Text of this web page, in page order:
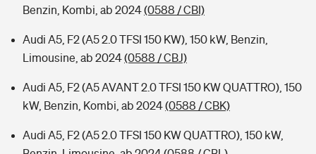
Benzin, Kombi, ab 2024(0588 / CBI)
Audi A5, F2 (A5 2.0 TFSI 150 KW), 150 kW, Benzin,
Limousine, ab 2024(0588 / CBJ)
Audi A5, F2 (A5 AVANT 2.0 TFSI 150 KW QUATTRO), 150
kW, Benzin, Kombi, ab 2024(0588 / CBK)
Audi A5, F2 (A5 2.0 TFSI 150 KW QUATTRO), 150 kW,